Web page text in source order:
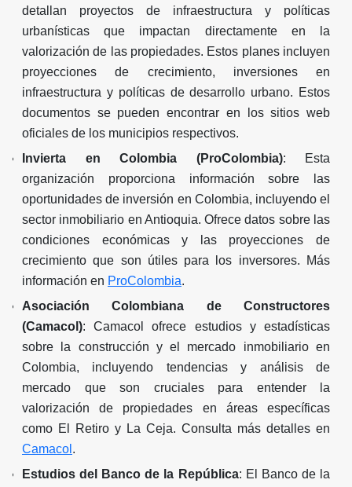
detallan proyectos de infraestructura y políticas
urbanísticas que impactan directamente en la
valorización de las propiedades. Estos planes incluyen
proyecciones de crecimiento, inversiones en
infraestructura y políticas de desarrollo urbano. Estos
documentos se pueden encontrar en los sitios web
oficiales de los municipios respectivos.
Invierta en Colombia (ProColombia): Esta
organización proporciona información sobre las
oportunidades de inversión en Colombia, incluyendo el
sector inmobiliario en Antioquia. Ofrece datos sobre las
condiciones económicas y las proyecciones de
crecimiento que son útiles para los inversores. Más
información en ProColombia.
Asociación Colombiana de Constructores
(Camacol): Camacol ofrece estudios y estadísticas
sobre la construcción y el mercado inmobiliario en
Colombia, incluyendo tendencias y análisis de
mercado que son cruciales para entender la
valorización de propiedades en áreas específicas
como El Retiro y La Ceja. Consulta más detalles en
Camacol .
Estudios del Banco de la República: El Banco de la